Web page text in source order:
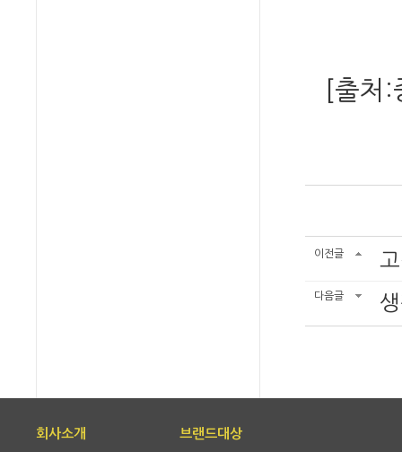
[출처
이전글
다음글
회사소개
브랜드대상